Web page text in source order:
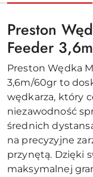
Preston
Feeder
Preston Wędka
3,6m/60gr to
wędkarza, który
niezawodność
średnich
na precyzyjne
przynętą. Dzięki
maksymalnej